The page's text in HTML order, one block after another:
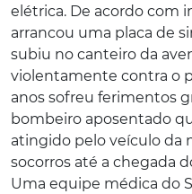
elétrica. De acordo com
arrancou uma placa de
subiu no canteiro da
violentamente contra o
anos sofreu ferimentos
bombeiro aposentado
atingido pelo veículo da
socorros até a chegada
Uma equipe médica do